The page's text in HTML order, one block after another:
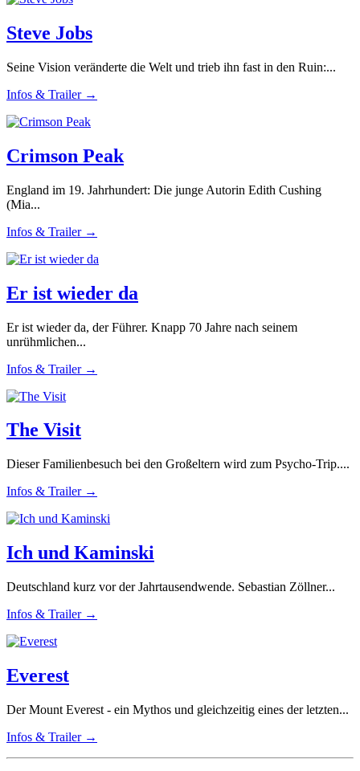
Steve Jobs
Seine Vision veränderte die Welt und trieb ihn fast in den Ruin:...
Infos & Trailer →
Crimson Peak
England im 19. Jahrhundert: Die junge Autorin Edith Cushing
(Mia...
Infos & Trailer →
Er ist wieder da
Er ist wieder da, der Führer. Knapp 70 Jahre nach seinem
unrühmlichen...
Infos & Trailer →
The Visit
Dieser Familienbesuch bei den Großeltern wird zum Psycho-Trip....
Infos & Trailer →
Ich und Kaminski
Deutschland kurz vor der Jahrtausendwende. Sebastian Zöllner...
Infos & Trailer →
Everest
Der Mount Everest - ein Mythos und gleichzeitig eines der letzten...
Infos & Trailer →